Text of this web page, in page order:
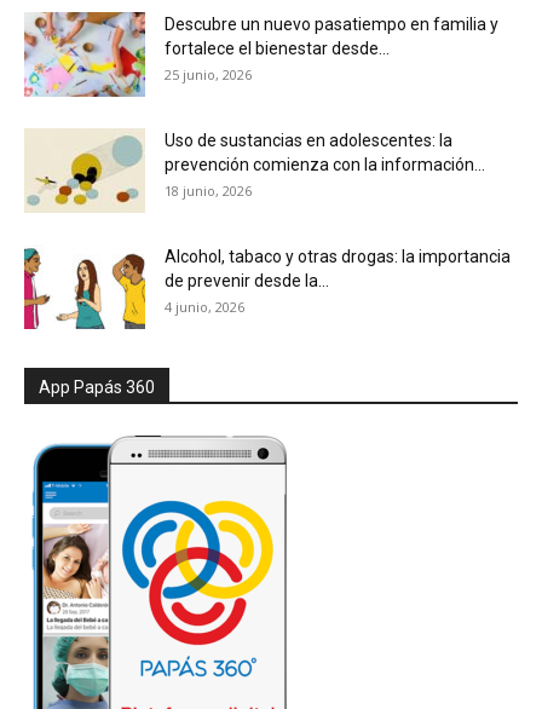
Descubre un nuevo pasatiempo en familia y
fortalece el bienestar desde...
25 junio, 2026
Uso de sustancias en adolescentes: la
prevención comienza con la información...
18 junio, 2026
Alcohol, tabaco y otras drogas: la importancia
de prevenir desde la...
4 junio, 2026
App Papás 360